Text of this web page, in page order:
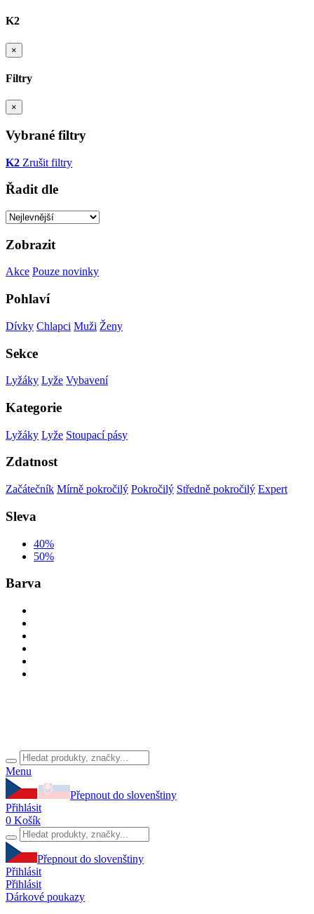
K2
×
Filtry
×
Vybrané filtry
K2 Zrušit filtry
Řadit dle
Zobrazit
Akce Pouze novinky
Pohlaví
Dívky Chlapci Muži Ženy
Sekce
Lyžáky Lyže Vybavení
Kategorie
Lyžáky Lyže Stoupací pásy
Zdatnost
Začátečník Mírně pokročilý Pokročilý Středně pokročilý Expert
Sleva
40%
50%
Barva
Menu
Přepnout do slovenštiny
Přihlásit
0 Košík
Přepnout do slovenštiny
Přihlásit
Přihlásit
Dárkové poukazy